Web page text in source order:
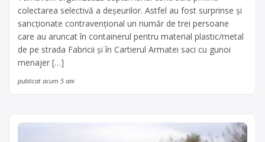
colectarea selectivă a deșeurilor. Astfel au fost surprinse și
sancționate contravențional un număr de trei persoane
care au aruncat în containerul pentru material plastic/metal
de pe strada Fabricii și în Cartierul Armatei saci cu gunoi
menajer […]
publicat acum 5 ani